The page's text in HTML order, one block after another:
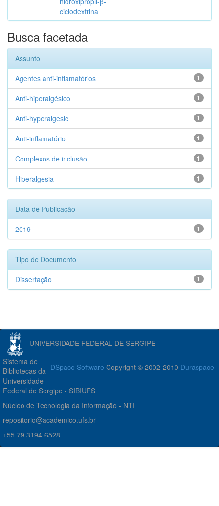
ciclodextrina
Busca facetada
Assunto
1
Agentes anti-inflamatórios
1
Anti-hiperalgésico
1
Anti-hyperalgesic
1
Anti-inflamatório
1
Complexos de inclusão
1
Hiperalgesia
Data de Publicação
1
2019
Tipo de Documento
1
Dissertação
UNIVERSIDADE FEDERAL DE SERGIPE
DSpace Software Copyright © 2002-2010 Duraspace
Sistema de
Bibliotecas da
Universidade
Federal de Sergipe - SIBIUFS
Núcleo de Tecnologia da Informação - NTI
repositorio@academico.ufs.br
+55 79 3194-6528